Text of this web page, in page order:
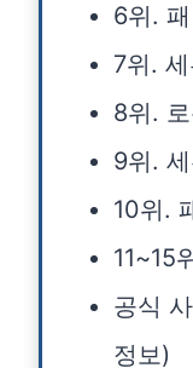
6위.
7위.
8위.
9위.
10위.
11~15
공식
정보)